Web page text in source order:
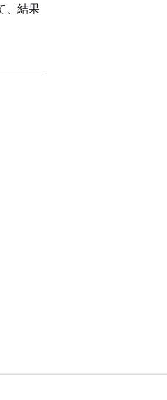
、結果